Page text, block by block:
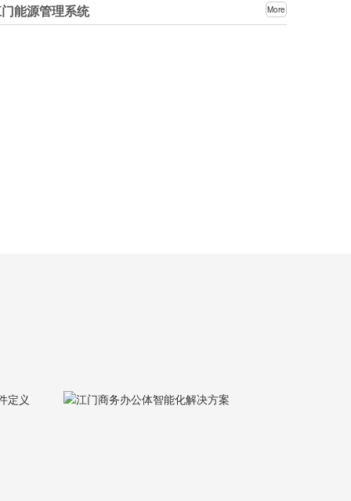
能源管理系统 More